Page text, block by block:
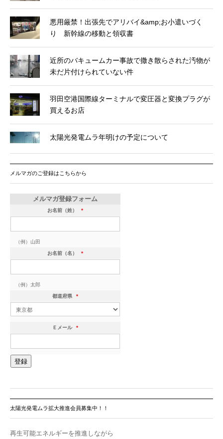
悪用厳禁！出張先でアリバイ&amp;お小遣いづく
り 新幹線の移動と領収書
近所のバキュームカー事故で撒き散らされた汚物が
未だ片付けられていない件
羽田空港国際線ターミナルで変圧器と変換プラグが
買えるお店
太陽光発電ムラ年明けの予定について
メルマガのご登録はこちらから
メルマガ登録フォーム
お名前（姓） *
（例）山田
お名前（名） *
（例）太郎
都道府県 *
Ｅメール *
太陽光発電ムラ拡大推進会員募集中！！
再生可能エネルギーを推進しながら